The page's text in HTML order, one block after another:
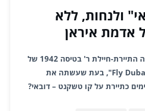
ולנחות, ללא
אדמת איראן
אז מה בדיוק חוותה התיירת-חיילת ר' בטיסה 1942 של
חברת התעופה "Fly Dubai", בעת שעשתה את
כתיירת על קו טשקנט – דובאי?